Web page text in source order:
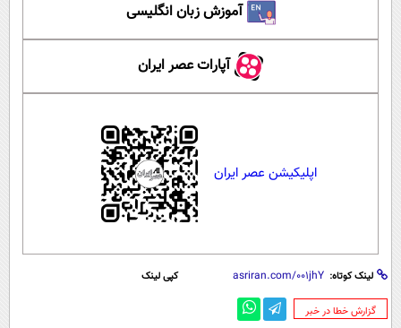
آموزش زبان انگلیسی
آپارات عصر ایران
اپلیکیشن عصر ایران
لینک کوتاه: کپی لینک
‌گزارش خطا در خبر